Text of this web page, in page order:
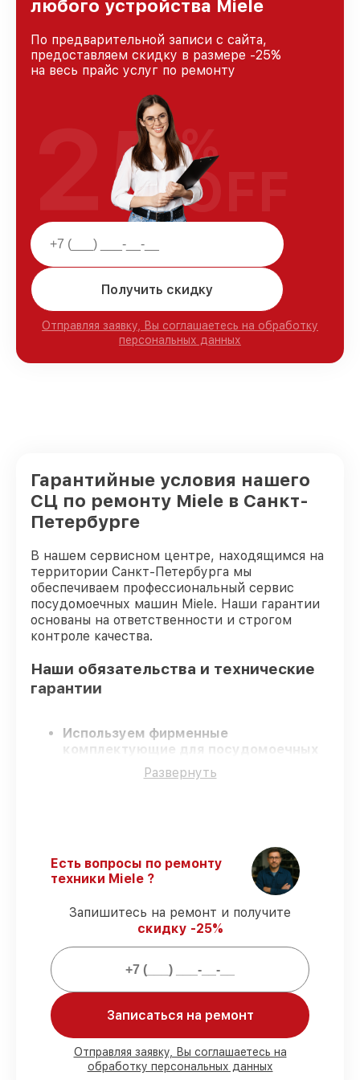
любого устройства Miele
По предварительной записи с сайта,
предоставляем скидку в размере -25%
на весь прайс услуг по ремонту
Получить скидку
Отправляя заявку, Вы соглашаетесь на обработку
персональных данных
25%
OFF
Гарантийные условия нашего
СЦ по ремонту Miele в Санкт-
Петербурге
В нашем сервисном центре, находящимся на
территории Санкт-Петербурга мы
обеспечиваем профессиональный сервис
посудомоечных машин Miele. Наши гарантии
основаны на ответственности и строгом
контроле качества.
Наши обязательства и технические
гарантии
Используем фирменные
комплектующие для посудомоечных
машин Miele– только оригинальные
запчасти для вашей техники.
Соблюдаем сроки– ремонт
посудомоечных машин Miele в
Гарантийное обслуживание– на все
услуги и детали для посудомоечных
Мы гарантируем:
80%работ по ремонту проводятся с
возможностью присутствия владельца
Развернуть
Есть вопросы по ремонту
техники Miele ?
Запишитесь на ремонт и получите
скидку -25%
Записаться на ремонт
Отправляя заявку, Вы соглашаетесь на
обработку персональных данных